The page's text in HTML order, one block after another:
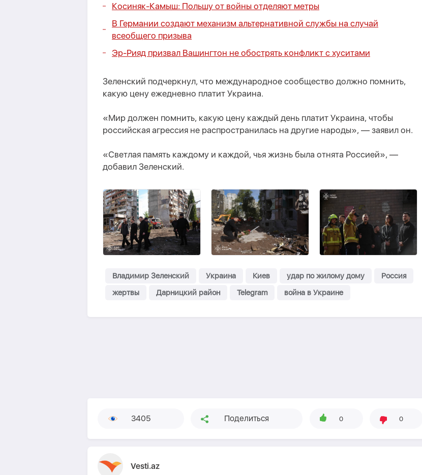
Косиняк-Камыш: Польшу от войны отделяют метры
В Германии создают механизм альтернативной службы на случай
всеобщего призыва
Эр-Рияд призвал Вашингтон не обострять конфликт с хуситами
Зеленский подчеркнул, что международное сообщество должно помнить,
какую цену ежедневно платит Украина.
«Мир должен помнить, какую цену каждый день платит Украина, чтобы
российская агрессия не распространилась на другие народы», — заявил он.
«Светлая память каждому и каждой, чья жизнь была отнята Россией», —
добавил Зеленский.
Владимир Зеленский Украина Киев удар по жилому дому
Россия
жертвы
Дарницкий район Telegram война в Украине
3405 Поделиться 0 0
Vesti.az